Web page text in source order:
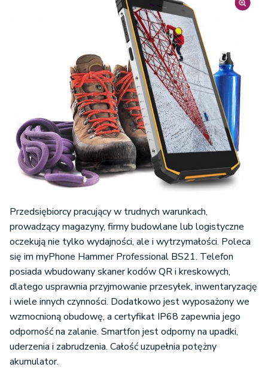
Przedsiębiorcy pracujący w trudnych warunkach,
prowadzący magazyny, firmy budowlane lub logistyczne
oczekują nie tylko wydajności, ale i wytrzymałości. Poleca
się im myPhone Hammer Professional BS21. Telefon
posiada wbudowany skaner kodów QR i kreskowych,
dlatego usprawnia przyjmowanie przesyłek, inwentaryzację
i wiele innych czynności. Dodatkowo jest wyposażony we
wzmocnioną obudowę, a certyfikat IP68 zapewnia jego
odporność na zalanie. Smartfon jest odporny na upadki,
uderzenia i zabrudzenia. Całość uzupełnia potężny
akumulator.